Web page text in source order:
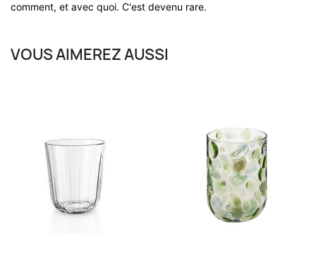
comment, et avec quoi. C'est devenu rare.
VOUS AIMEREZ AUSSI